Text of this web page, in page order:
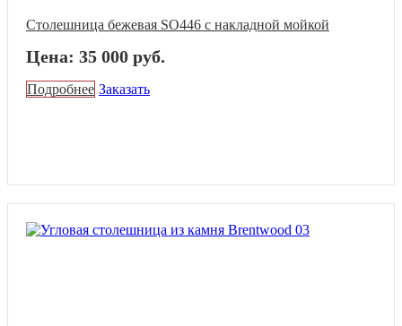
Столешница бежевая SO446 с накладной мойкой
Цена: 35 000 руб.
Подробнее Заказать